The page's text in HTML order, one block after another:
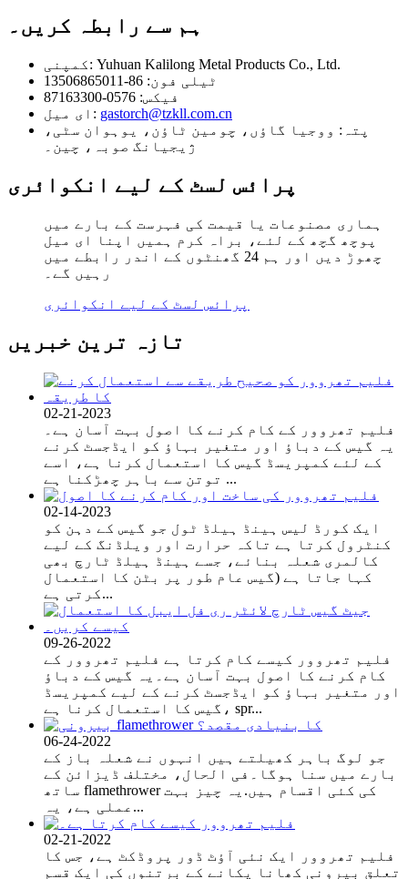
ہم سے رابطہ کریں۔
کمپنی: Yuhuan Kalilong Metal Products Co., Ltd.
ٹیلی فون: 86-13506865011
فیکس: 0576-87163300
ای میل: gastorch@tzkll.com.cn
پتہ: ووجیا گاؤں، چومین ٹاؤن، یوہوان سٹی،
ژیجیانگ صوبہ، چین۔
پرائس لسٹ کے لیے انکوائری
ہماری مصنوعات یا قیمت کی فہرست کے بارے میں
پوچھ گچھ کے لئے، براہ کرم ہمیں اپنا ای میل
چھوڑ دیں اور ہم 24 گھنٹوں کے اندر رابطے میں
رہیں گے۔
پرائس لسٹ کے لیے انکوائری
تازہ ترین خبریں
02-21-2023
فلیم تھروور کے کام کرنے کا اصول بہت آسان ہے۔
یہ گیس کے دباؤ اور متغیر بہاؤ کو ایڈجسٹ کرنے
کے لئے کمپریسڈ گیس کا استعمال کرنا ہے، اسے
توتن سے باہر چھڑکنا ہے ...
02-14-2023
ایک کورڈ لیس ہینڈ ہیلڈ ٹول جو گیس کے دہن کو
کنٹرول کرتا ہے تاکہ حرارت اور ویلڈنگ کے لیے
کالمری شعلہ بنائے، جسے ہینڈ ہیلڈ ٹارچ بھی
کہا جاتا ہے (گیس عام طور پر بٹن کا استعمال
کرتی ہے...
09-26-2022
فلیم تھروور کیسے کام کرتا ہے فلیم تھروور کے
کام کرنے کا اصول بہت آسان ہے۔یہ گیس کے دباؤ
اور متغیر بہاؤ کو ایڈجسٹ کرنے کے لیے کمپریسڈ
گیس کا استعمال کرنا ہے، spr...
06-24-2022
جو لوگ باہر کھیلتے ہیں انہوں نے شعلہ باز کے
بارے میں سنا ہوگا۔فی الحال، مختلف ڈیزائن کے
ساتھ flamethrower کی کئی اقسام ہیں.یہ چیز بہت
عملی ہے، یہ...
02-21-2022
فلیم تھروور ایک نئی آؤٹ ڈور پروڈکٹ ہے، جس کا
تعلق بیرونی کھانا پکانے کے برتنوں کی ایک قسم